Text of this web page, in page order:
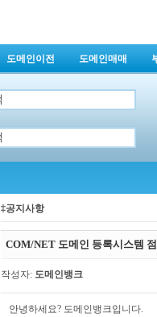
도메인이전 도메인매매
‡공지사항
COM/NET 도메인 등록시스템
작성자: 도메인뱅크
안녕하세요? 도메인뱅크입니다.